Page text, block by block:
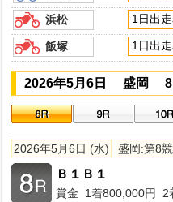
浜松 1日出
飯塚 1日出
2026年5月6日 盛岡
2026年5月6日 (水) 盛岡:第8
Ｂ１Ｂ１
賞金 1着800,000円 2